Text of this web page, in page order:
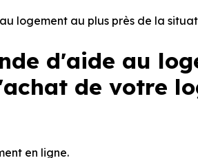
logement au plus près de la
d'aide au
de votre
en ligne.